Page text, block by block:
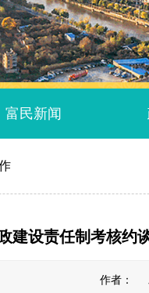
富民新闻
建设责任制考核约
作者：